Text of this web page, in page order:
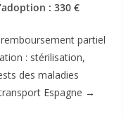
: 330 €
partiel
: stérilisation,
des maladies
Espagne →